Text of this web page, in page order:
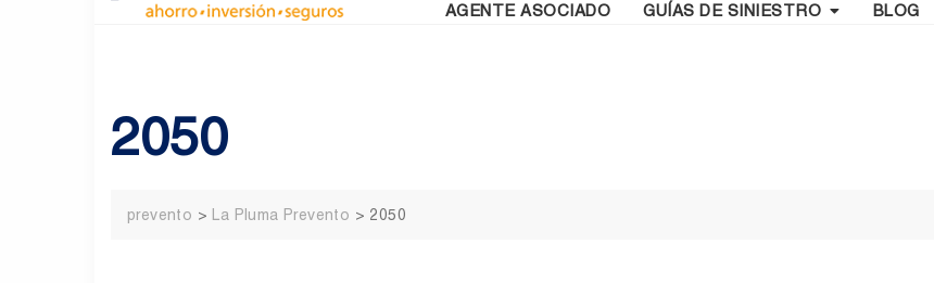
AGENTE ASOCIADO GUÍAS DE SINIESTRO BLOG
2050
prevento > La Pluma Prevento > 2050